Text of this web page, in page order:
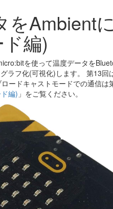
をAmbient
編)
を使って温度データを
ラフ化(可視化)します。 第13回
ードキャストモードでの通信は
編) 」をご覧ください。